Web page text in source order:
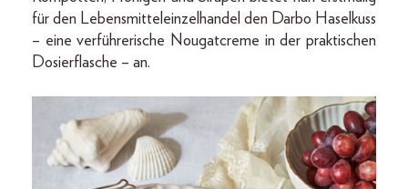
für den Lebensmitteleinzelhandel den Darbo Haselkuss
– eine verführerische Nougatcreme in der praktischen
Dosierflasche – an.